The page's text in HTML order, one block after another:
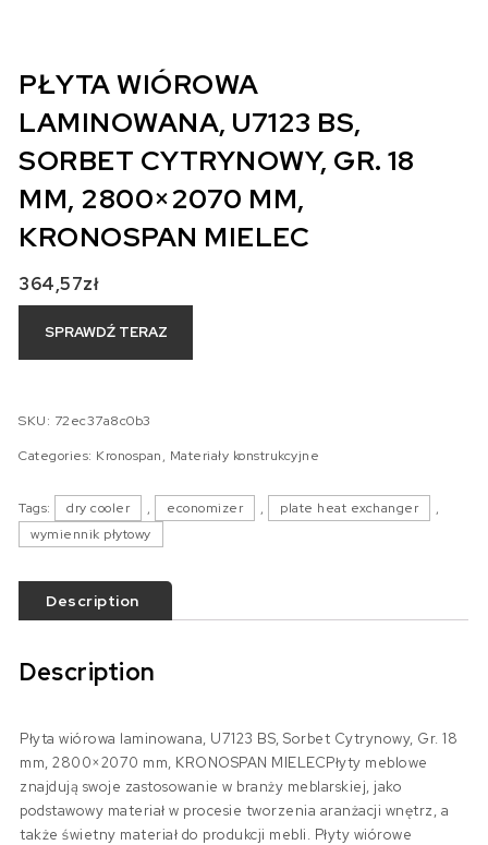
PŁYTA WIÓROWA
LAMINOWANA, U7123 BS,
SORBET CYTRYNOWY, GR. 18
MM, 2800×2070 MM,
KRONOSPAN MIELEC
364,57zł
SPRAWDŹ TERAZ
SKU: 72ec37a8c0b3
Categories: Kronospan, Materiały konstrukcyjne
Tags: dry cooler , economizer , plate heat exchanger
,
wymiennik płytowy
Description
Description
Płyta wiórowa laminowana, U7123 BS, Sorbet Cytrynowy, Gr. 18
mm, 2800×2070 mm, KRONOSPAN MIELECPłyty meblowe
znajdują swoje zastosowanie w branży meblarskiej, jako
podstawowy materiał w procesie tworzenia aranżacji wnętrz, a
także świetny materiał do produkcji mebli. Płyty wiórowe